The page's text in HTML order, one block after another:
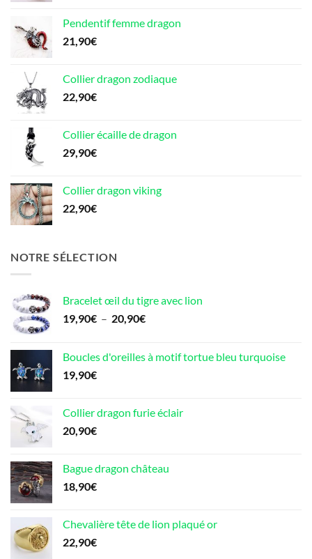
Pendentif femme dragon
21,90€
Collier dragon zodiaque
22,90€
Collier écaille de dragon
29,90€
Collier dragon viking
22,90€
NOTRE SÉLECTION
Bracelet œil du tigre avec lion
19,90€ – 20,90€Plage
19,90€
Boucles d'oreilles à motif tortue bleu turquoise
19,90€
Collier dragon furie éclair
20,90€
Bague dragon château
18,90€
Chevalière tête de lion plaqué or
22,90€